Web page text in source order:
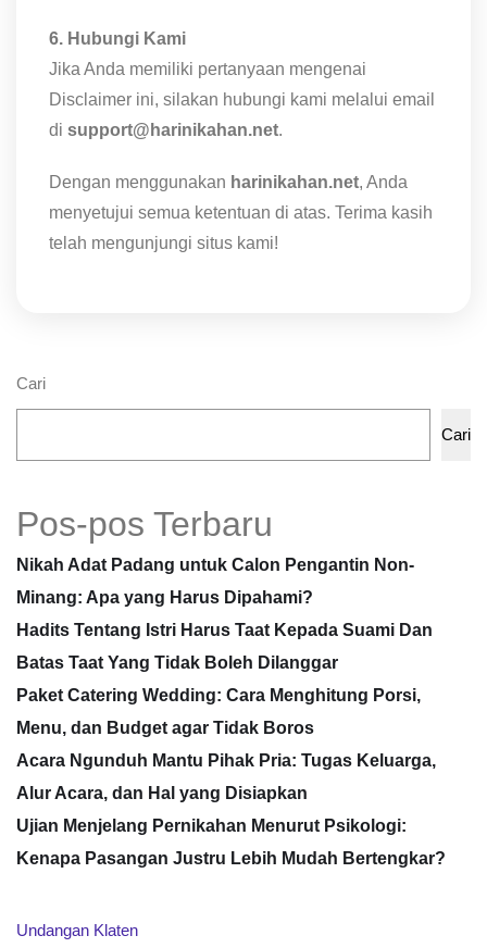
6. Hubungi Kami
Jika Anda memiliki pertanyaan mengenai
Disclaimer ini, silakan hubungi kami melalui email
di support@harinikahan.net.
Dengan menggunakan harinikahan.net, Anda
menyetujui semua ketentuan di atas. Terima kasih
telah mengunjungi situs kami!
Cari
Cari
Pos-pos Terbaru
Nikah Adat Padang untuk Calon Pengantin Non-
Minang: Apa yang Harus Dipahami?
Hadits Tentang Istri Harus Taat Kepada Suami Dan
Batas Taat Yang Tidak Boleh Dilanggar
Paket Catering Wedding: Cara Menghitung Porsi,
Menu, dan Budget agar Tidak Boros
Acara Ngunduh Mantu Pihak Pria: Tugas Keluarga,
Alur Acara, dan Hal yang Disiapkan
Ujian Menjelang Pernikahan Menurut Psikologi:
Kenapa Pasangan Justru Lebih Mudah Bertengkar?
Undangan Klaten